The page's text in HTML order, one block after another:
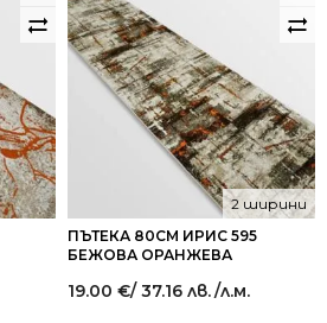
ПЪТЕКА 80СМ ИРИС 595
БЕЖОВА ОРАНЖЕВА
2 ширини
19.00 €/ 37.16 лв./л.м.